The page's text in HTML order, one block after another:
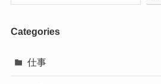
Categories
仕事